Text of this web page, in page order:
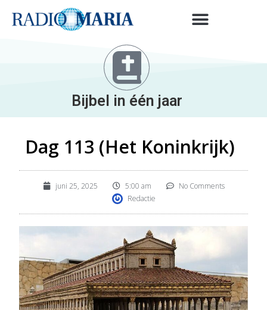
Bijbel in één jaar
Dag 113 (Het Koninkrijk)
juni 25, 2025 5:00 am
No Comments
Redactie